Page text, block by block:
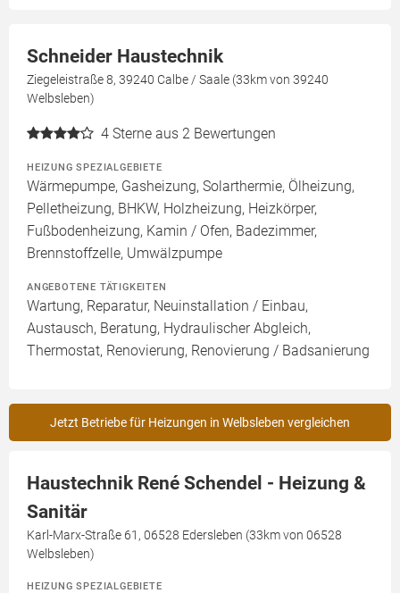
Schneider Haustechnik
Ziegeleistraße 8, 39240 Calbe / Saale (33km von 39240
Welbsleben)
4 Sterne aus 2 Bewertungen
HEIZUNG SPEZIALGEBIETE
Wärmepumpe, Gasheizung, Solarthermie, Ölheizung,
Pelletheizung, BHKW, Holzheizung, Heizkörper,
Fußbodenheizung, Kamin / Ofen, Badezimmer,
Brennstoffzelle, Umwälzpumpe
ANGEBOTENE TÄTIGKEITEN
Wartung, Reparatur, Neuinstallation / Einbau,
Austausch, Beratung, Hydraulischer Abgleich,
Thermostat, Renovierung, Renovierung / Badsanierung
Jetzt Betriebe für Heizungen in Welbsleben vergleichen
Haustechnik René Schendel - Heizung &
Sanitär
Karl-Marx-Straße 61, 06528 Edersleben (33km von 06528
Welbsleben)
HEIZUNG SPEZIALGEBIETE